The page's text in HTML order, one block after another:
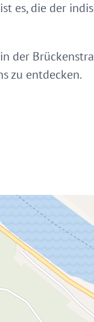
es, die der
der
zu entdecken.